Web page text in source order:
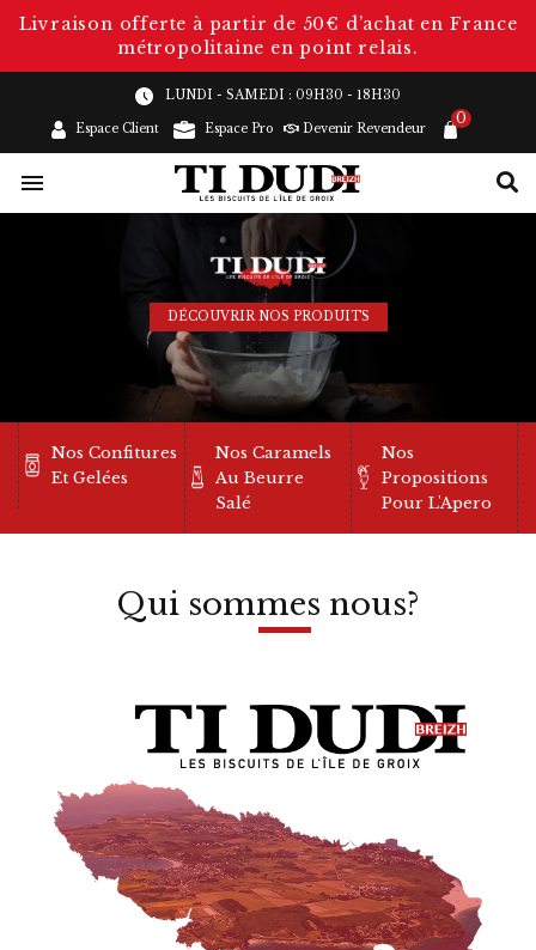
Livraison offerte à partir de 50€ d’achat en France
métropolitaine en point relais.
LUNDI - SAMEDI : 09H30 - 18H30
Espace Client Espace Pro
0
Devenir Revendeur

DÉCOUVRIR NOS PRODUITS
Nos Confitures
Et Gelées
Nos Caramels
Au Beurre
Salé
Nos
Propositions
Pour L'Apero
Qui sommes nous?